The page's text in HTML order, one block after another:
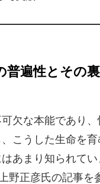
普遍性とその
欠な本能であり
こうした生命を
あまり知られて
野正彦氏の記事